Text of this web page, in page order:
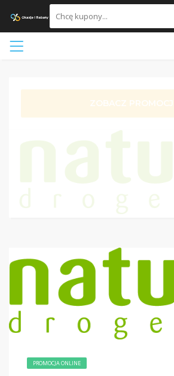
ZOBACZ
PROMOCJA ONLINE